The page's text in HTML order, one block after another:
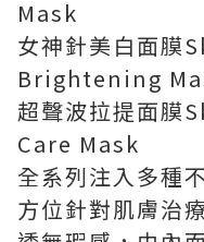
Mask
女神針美白面膜
Brightening
超聲波拉提面
Care Mask
全系列注入多種
方位針對肌膚治